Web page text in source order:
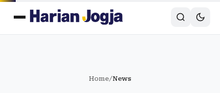
Home/News